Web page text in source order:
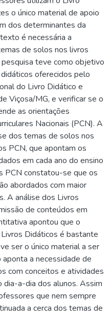
o único material de apoio
dos determinantes da
é necessária a
de solos nos livros
teve como objetivo
oferecidos pelo
do Livro Didático e
Viçosa/MG, e verificar se o
as orientações
Nacionais (PCN). A
dos temas de solos nos
PCN, que apontam os
em cada ano do ensino
PCN constatou-se que os
abordados com maior
A análise dos Livros
de conteúdos em
apontou que o
Didáticos é bastante
ser o único material a ser
a necessidade de
com conceitos e atividades
dia-a-dia dos alunos. Assim
que nem sempre
a cerca dos temas de